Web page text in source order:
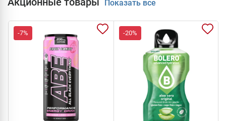
Показать все
-7% -20%